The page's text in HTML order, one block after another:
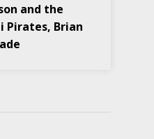
and the
Pirates, Brian